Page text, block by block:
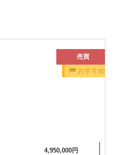
おすすめ
売買
4,950,000円